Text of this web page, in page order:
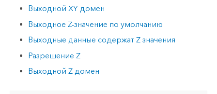
Выходной XY домен
Выходное Z-значение по умолчанию
Выходные данные содержат Z значения
Разрешение Z
Выходной Z домен